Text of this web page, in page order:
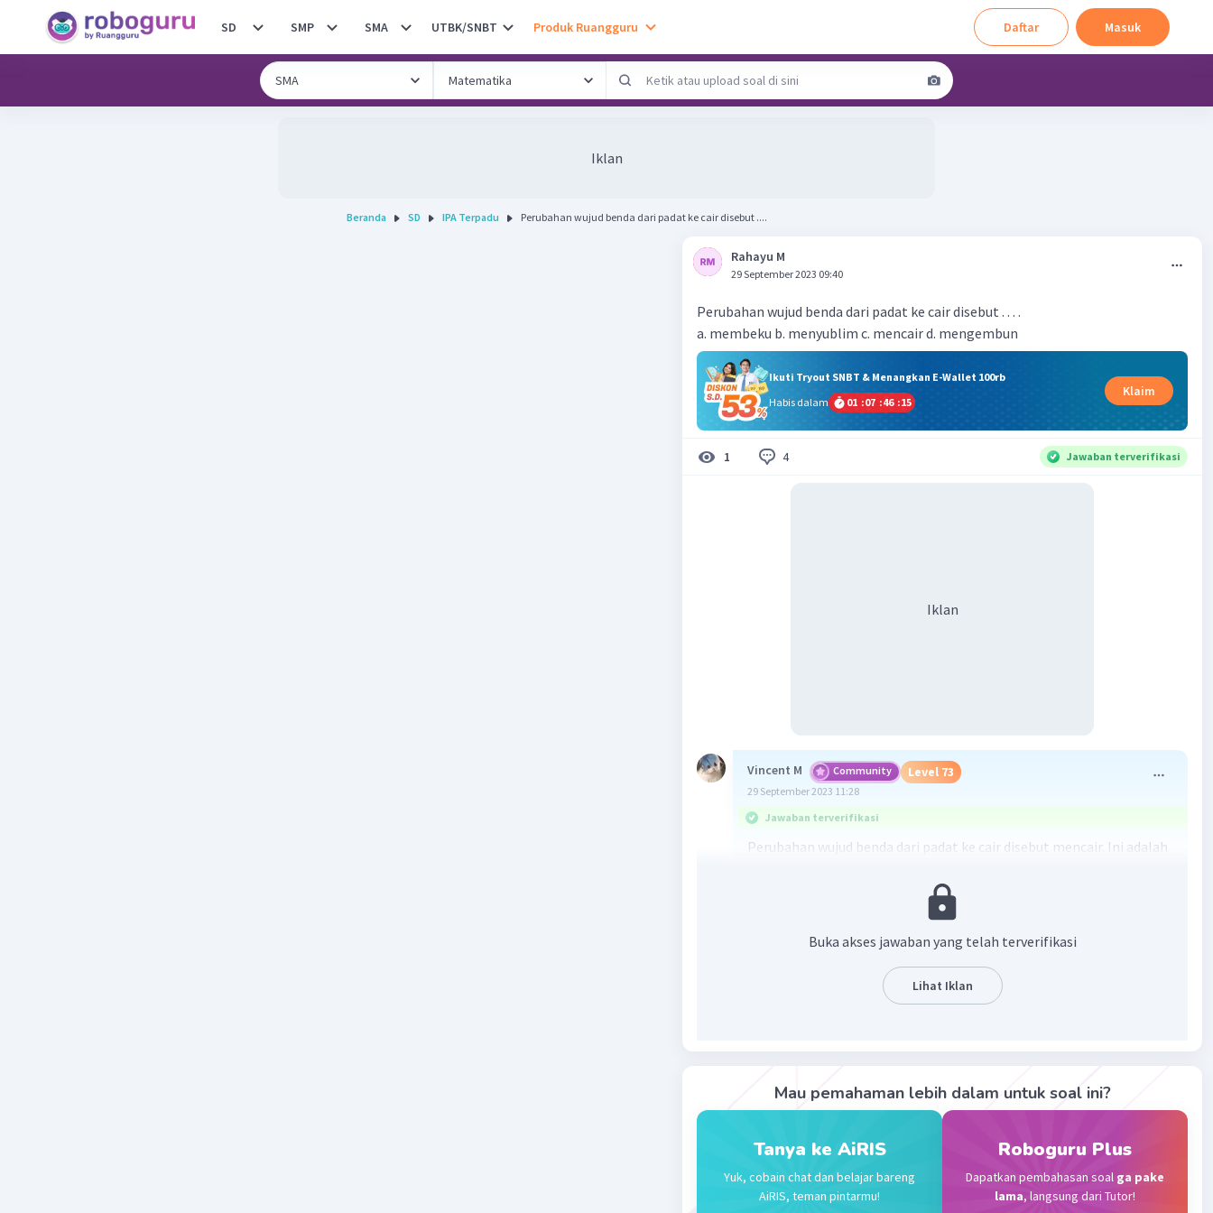
SD SMP SMA UTBK/SNBT Produk Ruangguru Daftar Masuk
Iklan
Beranda SD IPA Terpadu Perubahan wujud benda dari padat ke cair disebut ....
Rahayu M
29 September 2023 09:40
Perubahan wujud benda dari padat ke cair disebut . . . .
a. membeku b. menyublim c. mencair d. mengembun
Ikuti Tryout SNBT & Menangkan E-Wallet 100rb
Habis dalam
01 :07 :46 :14
Klaim
1 4 Jawaban terverifikasi
Iklan
Vincent M Community Level 73
29 September 2023 11:28
Jawaban terverifikasi
Perubahan wujud benda dari padat ke cair disebut mencair. Ini adalah
partikel-partikel dalam benda tersebut mulai bergerak lebih cepat
dan mengubahnya menjadi zat cair. Sebaliknya, ketika zat cair
mengalami penurunan suhu yang cukup, ia akan berubah menjadi
padat melalui proses pembekuan (membeku).
Nanda R Community Level 89
29 September 2023 09:42
jawabannya adalah C.
perubahan wujud benda dari padat ke cair disebut mencari,
Buka akses jawaban yang telah terverifikasi
Lihat Iklan
Mau pemahaman lebih dalam untuk soal ini?
Tanya ke AiRIS
Yuk, cobain chat dan belajar bareng
AiRIS, teman pintarmu!
Roboguru Plus
Dapatkan pembahasan soal ga pake
lama, langsung dari Tutor!